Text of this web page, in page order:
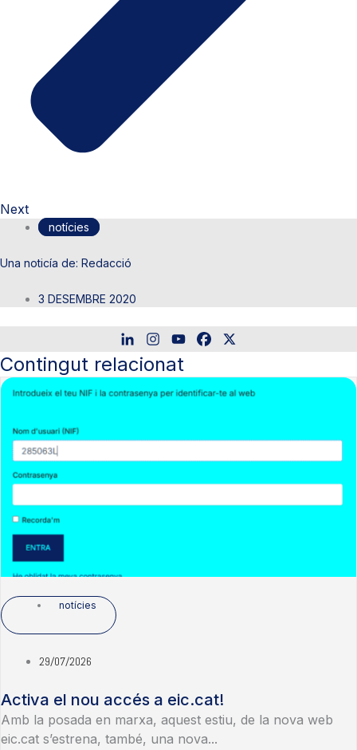
Next
notícies
Redacció
3 DESEMBRE 2020
Contingut relacionat
notícies
29/07/2026
Activa el nou accés a eic.cat!
Amb la posada en marxa, aquest estiu, de la nova web
eic.cat s’estrena, també, una nova...